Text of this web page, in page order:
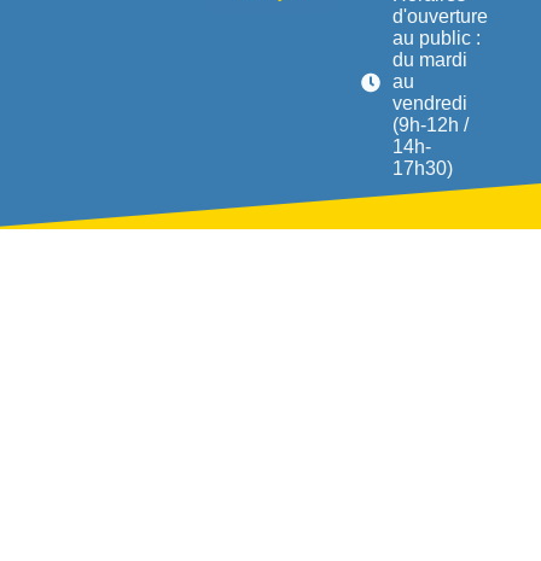
d'ouverture
au public :
du mardi
au
vendredi
(9h-12h /
14h-
17h30)